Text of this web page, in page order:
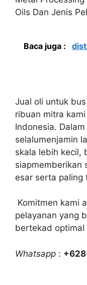
Oils Dan Jenis
Baca juga :
Jual oli untuk
ribuan mitra
Indonesia.
selalumenjamin
skala lebih kecil,
siapmemberikan
esar serta paling
Komitmen kami
pelayanan yang
bertekad
Whatsapp :